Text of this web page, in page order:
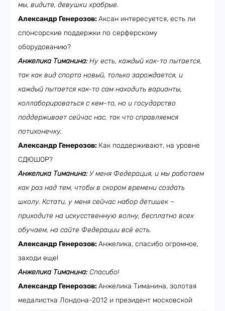
мы, видите, девушки храбрые.
Александр Генерозов:Аксан интересуется, есть ли
спонсорские поддержки по серферскому
оборудованию?
Анжелика Тиманина:Ну есть, каждый как-то пытается,
так как вид спорта новый, только зарождается, и
каждый пытается как-то сам находить варианты,
коллаборироваться с кем-то, но и государство
поддерживает сейчас нас, так что справляемся
потихонечку.
Александр Генерозов: Как поддерживают, на уровне
СДЮШОР?
Анжелика Тиманина:У меня Федерация, и мы работаем
как раз над тем, чтобы в скором времени создать
школу. Кстати, у меня сейчас набор детишек –
приходите на искусственную волну, бесплатно всех
обучаем, на сайте Федерации всё есть.
Александр Генерозов:Анжелика, спасибо огромное,
заходи еще!
Анжелика Тиманина:Спасибо!
Александр Генерозов:Анжелика Тиманина, золотая
медалистка Лондона-2012 и президент московской